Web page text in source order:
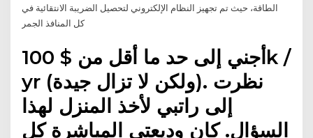
الطاقة، حيث تم تجهيز النظام الإلكتروني لتحصيل الضريبة الانتقائية في
كل المنافذ الجمر
أجني إلى حد ما أقل من $ 100k /
yr (ولكن لا تزال جيدة). نظرت
إلى راتبي لأخذ المنزل لهذا
السؤال. كان وديعتي المباشرة كل